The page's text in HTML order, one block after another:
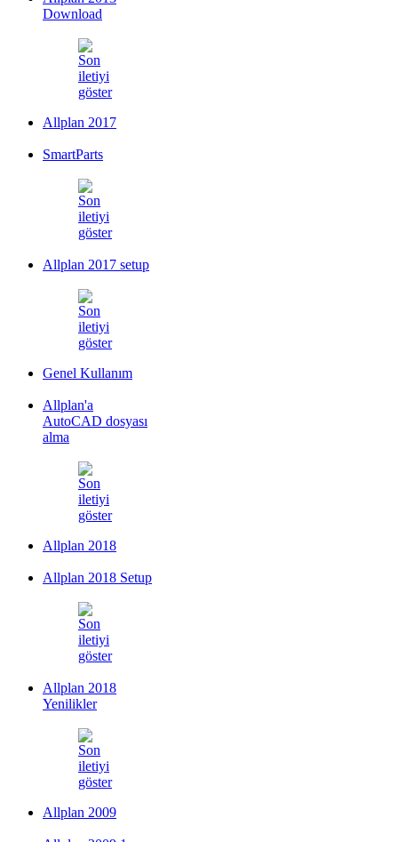
Download
Allplan 2017
SmartParts
Allplan 2017 setup
Genel Kullanım
Allplan'a
AutoCAD dosyası
alma
Allplan 2018
Allplan 2018 Setup
Allplan 2018
Yenilikler
Allplan 2009